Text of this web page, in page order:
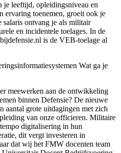
je leeftijd, opleidingsniveau en
ervaring toenemen, groeit ook je
salaris ontvang je als militair
en incidentele toelages. In de
is de VEB-toelage al
Wat ga je
meewerken aan de ontwikkeling
binnen Defensie? De nieuwe
aantal grote uitdagingen met zich
van onze officieren. Militaire
digitalisering in hun
dit vergt investeren in
dat wij het FMW docenten team